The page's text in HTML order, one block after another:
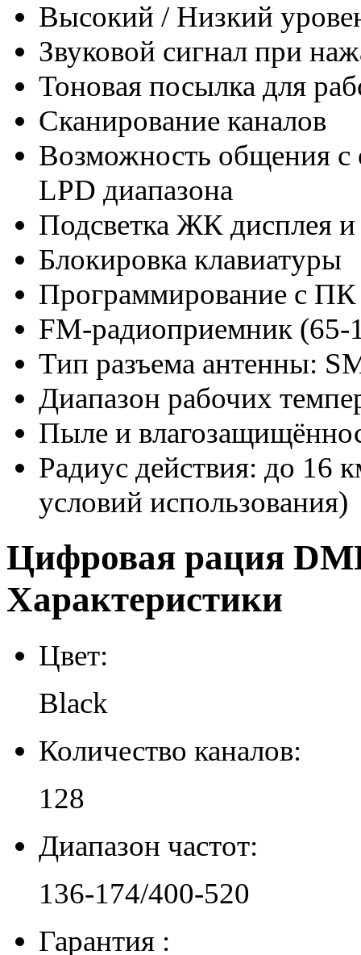
Высокий / Низкий
Звуковой сигнал при
Тоновая посылка для
Сканирование каналов
Возможность общения
LPD диапазона
Подсветка ЖК дисплея и
Блокировка клавиатуры
Программирование с ПК
FM-радиоприемник
Тип разъема антенны:
Диапазон рабочих
Пыле и
Радиус действия: до 16
условий использования)
Цифровая рация
Характеристики
Цвет:
Black
Количество каналов:
128
Диапазон частот:
136-174/400-520
Гарантия :